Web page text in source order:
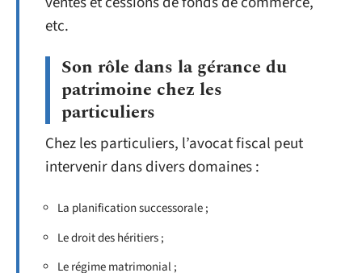
etc.
Son rôle dans la gérance du
patrimoine chez les
particuliers
Chez les particuliers, l’avocat fiscal peut
intervenir dans divers domaines :
La planification successorale ;
Le droit des héritiers ;
Le régime matrimonial ;